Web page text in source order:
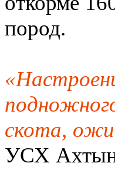
пород.
скота,
УСХ